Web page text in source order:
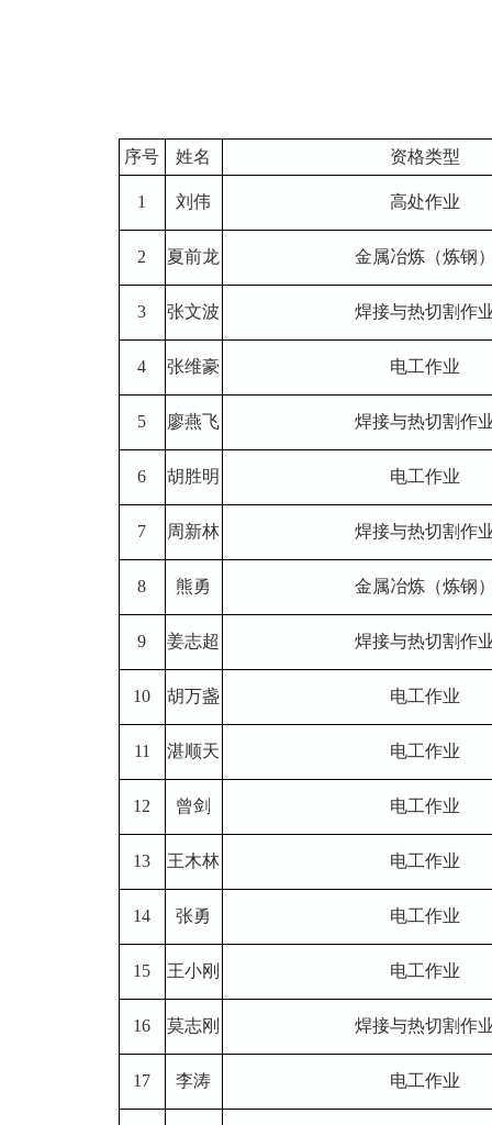
序号 姓名 资格类型
1 刘伟 高处作业
2 夏前龙 金属冶炼（炼钢
3 张文波 焊接与热切割作
4 张维豪 电工作业
5 廖燕飞 焊接与热切割作
6 胡胜明 电工作业
7 周新林 焊接与热切割作
8 熊勇 金属冶炼（炼钢
9 姜志超 焊接与热切割作
10 胡万盏 电工作业
11 湛顺天 电工作业
12 曾剑 电工作业
13 王木林 电工作业
14 张勇 电工作业
15 王小刚 电工作业
16 莫志刚 焊接与热切割作
17 李涛 电工作业